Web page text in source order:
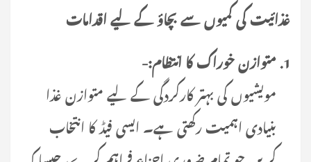
غذائیت کی کمیوں سے بچاؤ کے لیے اقدامات
متوازن خوراک کا انتظام:-
مویشیوں کی بہتر کارکردگی کے لیے متوازن غذا
بنیادی اہمیت رکھتی ہے۔ ایسی فیڈ کا انتخاب